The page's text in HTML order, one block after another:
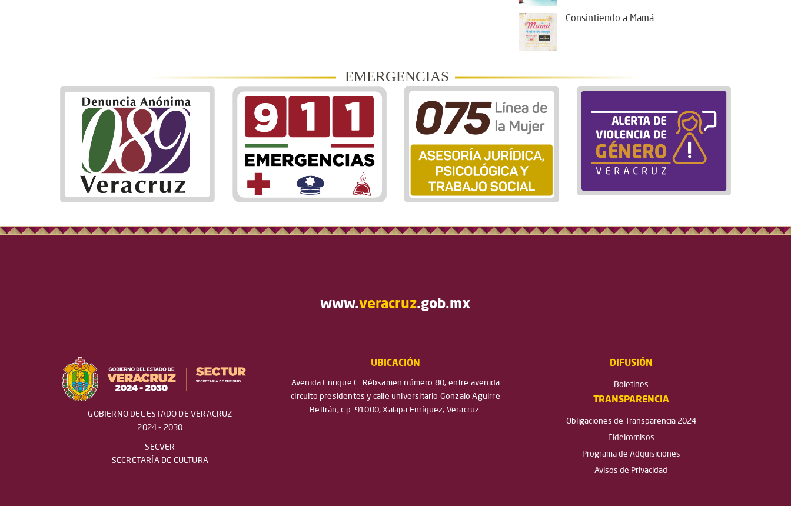
Consintiendo a Mamá
EMERGENCIAS
www.veracruz.gob.mx
GOBIERNO DEL ESTADO DE VERACRUZ
2024 - 2030
SECVER
SECRETARÍA DE CULTURA
UBICACIÓN
Avenida Enrique C. Rébsamen número 80, entre avenida
circuito presidentes y calle universitario Gonzalo Aguirre
Beltrán, c.p. 91000, Xalapa Enríquez, Veracruz.
DIFUSIÓN
Boletines
TRANSPARENCIA
Obligaciones de Transparencia 2024
Fideicomisos
Programa de Adquisiciones
Avisos de Privacidad